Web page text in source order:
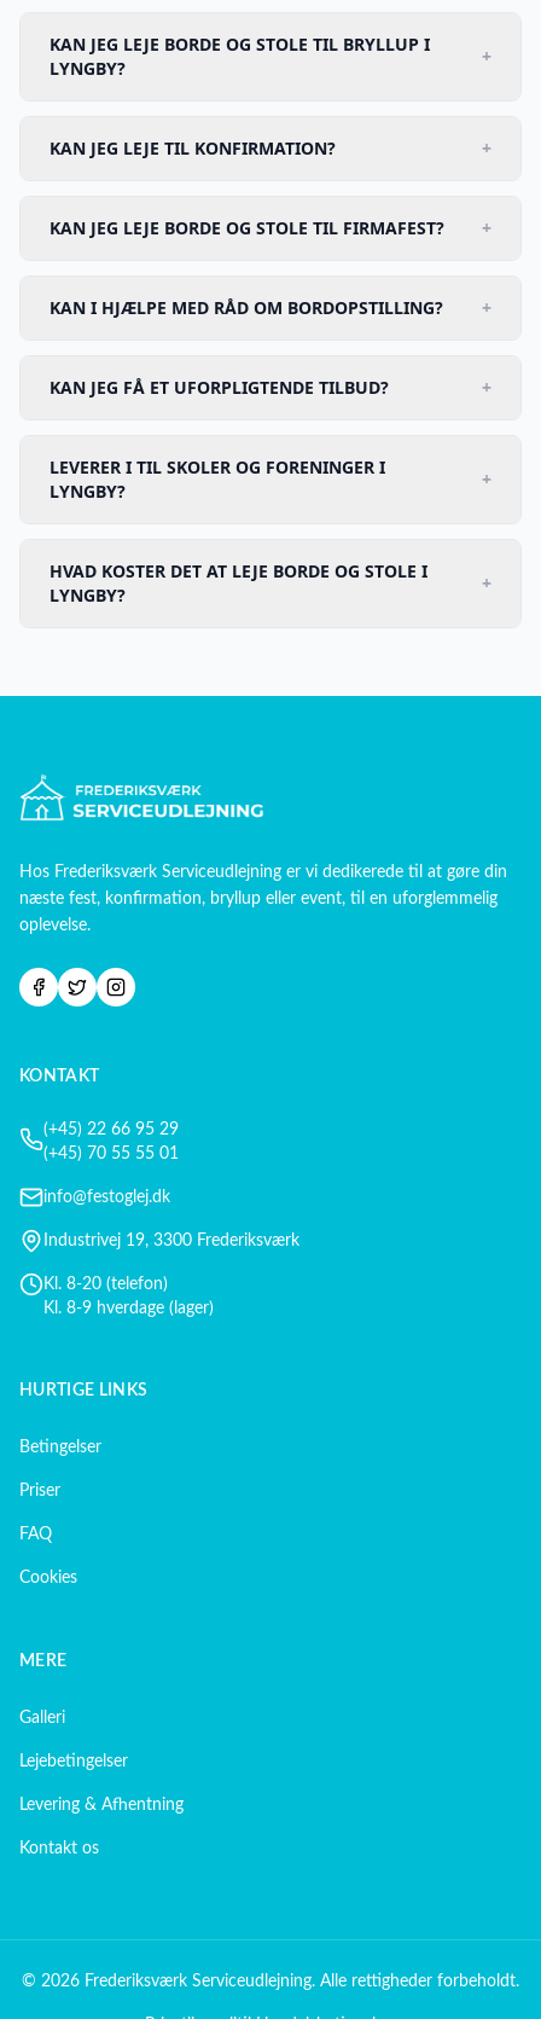
KAN JEG LEJE BORDE OG STOLE TIL BRYLLUP I
LYNGBY?
+
KAN JEG LEJE TIL KONFIRMATION? +
KAN JEG LEJE BORDE OG STOLE TIL FIRMAFEST? +
KAN I HJÆLPE MED RÅD OM BORDOPSTILLING? +
KAN JEG FÅ ET UFORPLIGTENDE TILBUD? +
LEVERER I TIL SKOLER OG FORENINGER I
LYNGBY?
+
HVAD KOSTER DET AT LEJE BORDE OG STOLE I
LYNGBY?
+
Hos Frederiksværk Serviceudlejning er vi dedikerede til at gøre din
næste fest, konfirmation, bryllup eller event, til en uforglemmelig
oplevelse.
KONTAKT
(+45) 22 66 95 29
(+45) 70 55 55 01
info@festoglej.dk
Industrivej 19, 3300 Frederiksværk
Kl. 8-20 (telefon)
Kl. 8-9 hverdage (lager)
HURTIGE LINKS
Betingelser
Priser
FAQ
Cookies
MERE
Galleri
Lejebetingelser
Levering & Afhentning
Kontakt os
© 2026 Frederiksværk Serviceudlejning. Alle rettigheder forbeholdt.